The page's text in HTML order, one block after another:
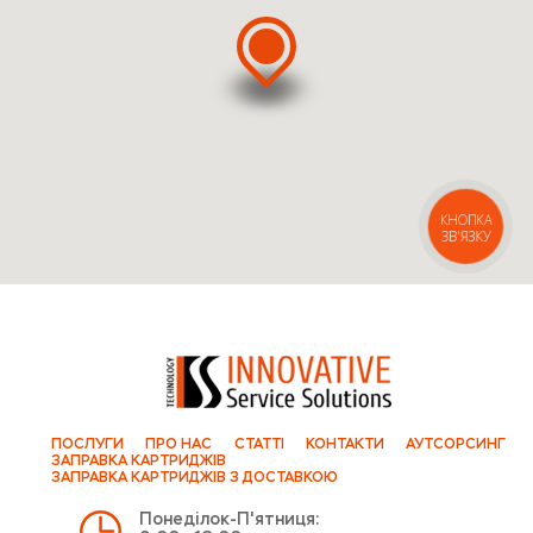
Понеділок-П'ятниця:
ПОСЛУГИ ПРО НАС СТАТТІ КОНТАКТИ
АУТСОРСИНГ
ЗАПРАВКА КАРТРИДЖІВ
ЗАПРАВКА КАРТРИДЖІВ З ДОСТАВКОЮ
КНОПКА
ЗВ'ЯЗКУ